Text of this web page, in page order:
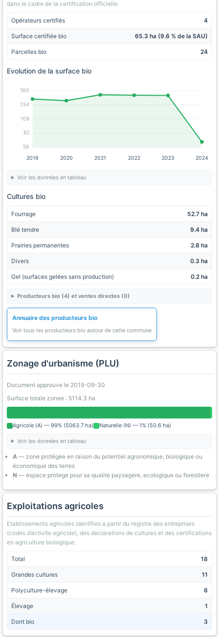
dans le cadre de la certification officielle.
Opérateurs certifiés 4
Surface certifiée bio 65.3 ha (9.6 % de la SAU)
Parcelles bio 24
Evolution de la surface bio
56
82
108
134
160
2019 2020 2021 2022 2023 2024
Voir les données en tableau
Cultures bio
Fourrage 52.7 ha
Blé tendre 9.4 ha
Prairies permanentes 2.8 ha
Divers 0.3 ha
Gel (surfaces gelées sans production) 0.2 ha
Producteurs bio (4) et ventes directes (0)
Annuaire des producteurs bio
Voir tous les producteurs bio autour de cette commune
Zonage d'urbanisme (PLU)
Document approuve le 2019-09-30
Surface totale zonee : 5114.3 ha
Agricole (A) — 99% (5063.7 ha) Naturelle (N) — 1% (50.6 ha)
Voir les données en tableau
A — zone protégée en raison du potentiel agronomique, biologique ou
économique des terres
N — espace protege pour sa qualite paysagere, ecologique ou forestiere
Exploitations agricoles
Etablissements agricoles identifies a partir du registre des entreprises
(codes d’activite agricole), des declarations de cultures et des certifications
en agriculture biologique.
Total 18
Grandes cultures 11
Polyculture-élevage 6
Élevage 1
Dont bio 3